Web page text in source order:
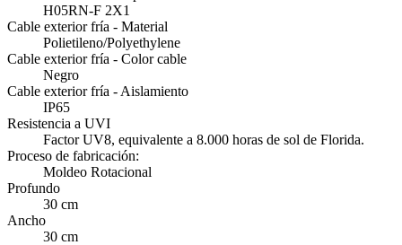
H05RN-F 2X1
Cable exterior fría - Material
Polietileno/Polyethylene
Cable exterior fría - Color cable
Negro
Cable exterior fría - Aislamiento
IP65
Resistencia a UVI
Factor UV8, equivalente a 8.000 horas de sol de Florida.
Proceso de fabricación:
Moldeo Rotacional
Profundo
30 cm
Ancho
30 cm